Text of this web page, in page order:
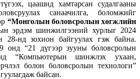
цаашид хамтарсан судалгааны
санаачилга, боломжийг
“Монголын боловсролын хөгжлийн
эрдэм шинжилгээний хурлыг 2024
нд зохион байгуулах гэж байна.
онд “21 дүгээр зууны боловсролын
“Компьютерын шинжлэх ухаан,
болон боловсролын технологи”
байсан.